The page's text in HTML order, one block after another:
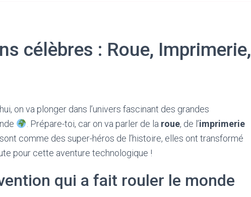
célèbres : Roue, Imprimerie,
on va plonger dans l’univers fascinant des grandes
. Prépare-toi, car on va parler de la roue, de l’imprimerie
sont comme des super-héros de l’histoire, elles ont transformé
pour cette aventure technologique !
qui a fait rouler le monde